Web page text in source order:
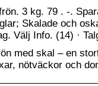
3 kg. 79 . -.
Skalade och
Välj Info. (14) ·
med skal – en
nötväckor och